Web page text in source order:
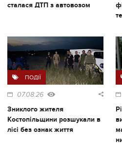
сталася ДТП з автовозом
ПОДІЇ
07.08.26
Зниклого жителя
Костопільщини розшукали в
лісі без ознак життя